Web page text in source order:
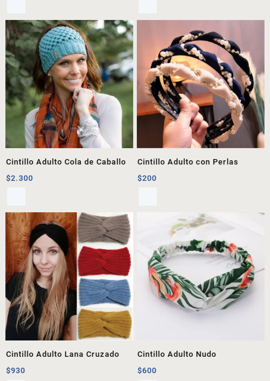
Cintillo Adulto Cola de Caballo
$2.300
Cintillo Adulto con Perlas
$200
Cintillo Adulto Lana Cruzado
$930
Cintillo Adulto Nudo
$600